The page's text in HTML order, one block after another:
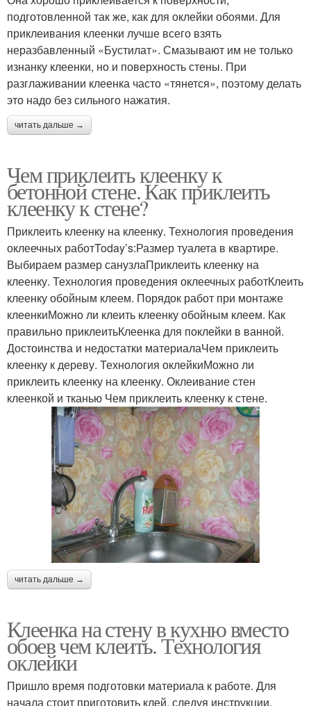
подготовленной так же, как для оклейки обоями. Для
приклеивания клеенки лучше всего взять
неразбавленный «Бустилат». Смазывают им не только
изнанку клеенки, но и поверхность стены. При
разглаживании клеенка часто «тянется», поэтому делать
это надо без сильного нажатия.
читать дальше →
Чем приклеить клеенку к
бетонной стене. Как приклеить
клеенку к стене?
Приклеить клеенку на клеенку. Технология проведения
оклеечных работToday’s:Размер туалета в квартире.
Выбираем размер санузлаПриклеить клеенку на
клеенку. Технология проведения оклеечных работКлеить
клеенку обойным клеем. Порядок работ при монтаже
клеенкиМожно ли клеить клеенку обойным клеем. Как
правильно приклеитьКлеенка для поклейки в ванной.
Достоинства и недостатки материалаЧем приклеить
клеенку к дереву. Технология оклейкиМожно ли
приклеить клеенку на клеенку. Оклеивание стен
клеенкой и тканью Чем приклеить клеенку к стене.
читать дальше →
Клеенка на стену в кухню вместо
обоев чем клеить. Технология
оклейки
Пришло время подготовки материала к работе. Для
начала стоит приготовить клей, следуя инструкции.